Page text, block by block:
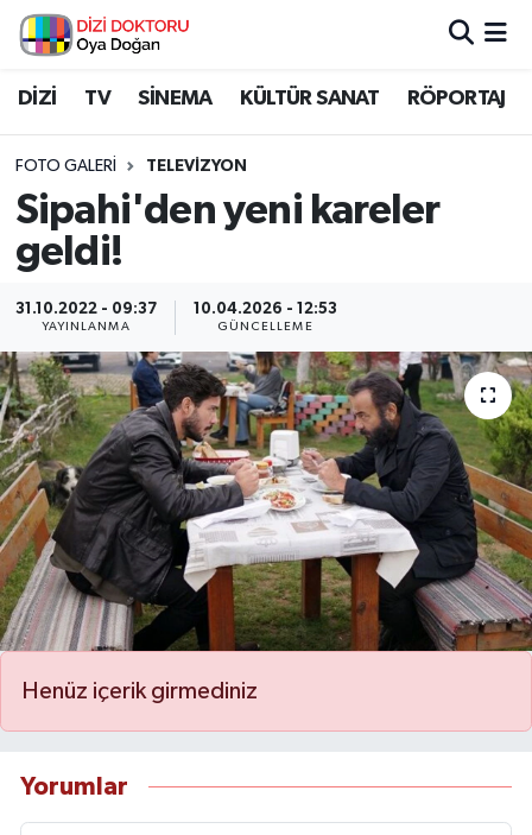
DİZİ TV SİNEMA KÜLTÜR SANAT RÖPORTAJ
FOTO GALERI TELEVIZYON
Sipahi'den yeni kareler
geldi!
31.10.2022 - 09:37
YAYINLANMA
10.04.2026 - 12:53
GÜNCELLEME
Henüz içerik girmediniz
Yorumlar
İstanbul Nöbetçi Eczaneler
İstanbul Namaz Vakitleri
İstanbul Trafik Yoğunluk Haritası
Süper Lig Puan Durumu ve Fikstür
Tüm Manşetler
Son Dakika Haberleri
Haber Arşivi